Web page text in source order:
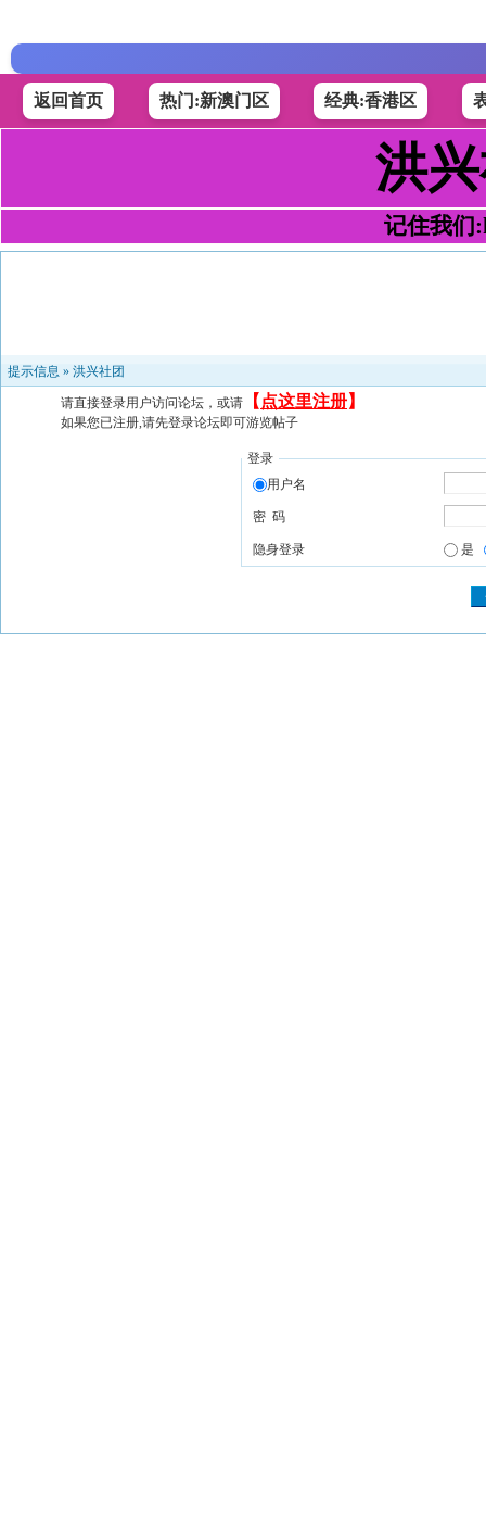
返回首页 热门:新澳门区 经典:香港区
洪
记住我们
提示信息 » 洪兴社团
请直接登录用户访问论坛，或请 【 点这里注册】
如果您已注册,请先登录论坛即可游览帖子
登录
用户名
密 码
隐身登录 是